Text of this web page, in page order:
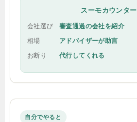
スーモカウンター
会社選び
審査通過の会社を紹介
相場
アドバイザーが助言
お断り
代行してくれる
自分でやると